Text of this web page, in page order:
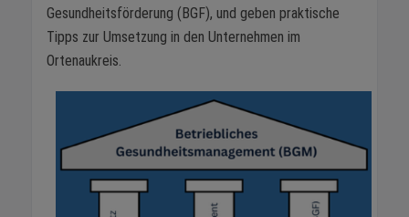
Gesundheitsförderung (BGF), und geben praktische
Tipps zur Umsetzung in den Unternehmen im
Ortenaukreis.